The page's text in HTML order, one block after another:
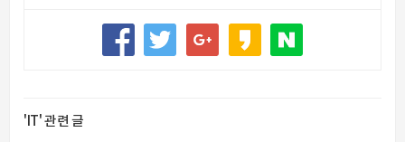
'IT' 관련 글